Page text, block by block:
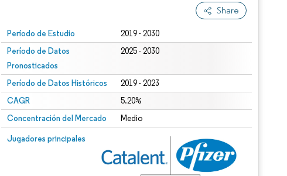
Share
Período de Estudio 2019 - 2030
Período de Datos
Pronosticados
2025 - 2030
Período de Datos Históricos 2019 - 2023
CAGR 5.20%
Concentración del Mercado Medio
Jugadores principales